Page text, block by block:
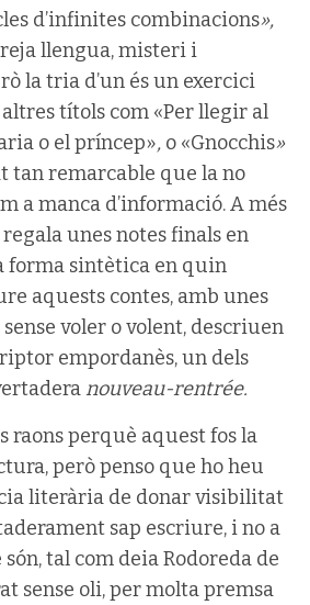
d’infinites combinacions»,
llengua, misteri i
la tria d’un és un exercici
títols com «Per llegir al
o el príncep», o «Gnocchis»
tan remarcable que la no
a manca d’informació. A més
regala unes notes finals en
forma sintètica en quin
aquests contes, amb unes
voler o volent, descriuen
empordanès, un dels
nouveau-rentrée.
raons perquè aquest fos la
però penso que ho heu
literària de donar visibilitat
sap escriure, i no a
tal com deia Rodoreda de
sense oli, per molta premsa